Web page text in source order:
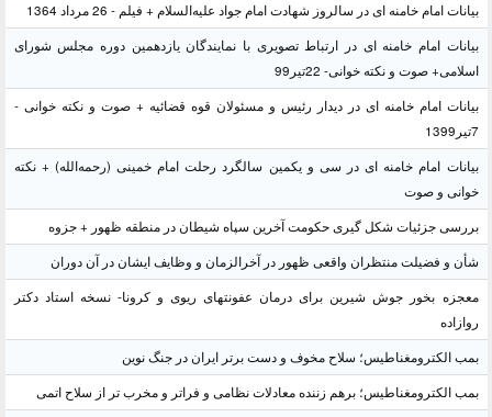
بیانات امام خامنه ای در سالروز شهادت امام جواد علیه‌السلام + فیلم - 26 مرداد 1364
بیانات امام خامنه ای در ارتباط تصویری با نمایندگان یازدهمین دوره مجلس شورای
اسلامی+ صوت و نکته خوانی- 22تیر99
بیانات امام خامنه ای در دیدار رئیس و مسئولان قوه قضائیه + صوت و نکته خوانی -
7تیر1399
بیانات امام خامنه ای در سی و یکمین سالگرد رحلت امام خمینی (رحمه‌الله) + نکته
خوانی و صوت
بررسی جزئیات شکل گیری حکومت آخرین سپاه شیطان در منطقه ظهور + جزوه
شأن و فضیلت منتظران واقعی ظهور در آخرالزمان و وظایف ایشان در آن دوران
معجزه بخور جوش شیرین برای درمان عفونتهای ریوی و کرونا- نسخه استاد دکتر
روازاده
بمب الکترومغناطیس؛ سلاح مخوف و دست برتر ایران در جنگ نوین
بمب الکترومغناطیس؛ برهم زننده معادلات نظامی و فراتر و مخرب تر از سلاح اتمی